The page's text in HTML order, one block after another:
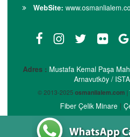
WebSite:
Adres : Mustafa Kemal Paşa
Arnavutköy /
© 2013-2025 osmanlialem.com |
Fiber Çelik Minare|